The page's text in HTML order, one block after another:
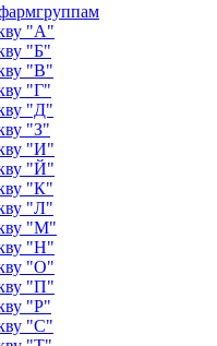
"А"
"Б"
"В"
"Г"
"Д"
"З"
"И"
"Й"
"К"
"Л"
"М"
"Н"
"О"
"П"
"Р"
"С"